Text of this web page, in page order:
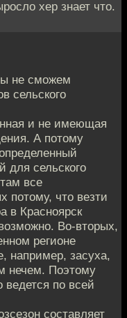
хер знает что.
не сможем
сельского
и не имеющая
А потому
для сельского
все
потому, что везти
в Красноярск
Во-вторых,
регионе
например, засуха,
нечем. Поэтому
ведется по всей
составляет